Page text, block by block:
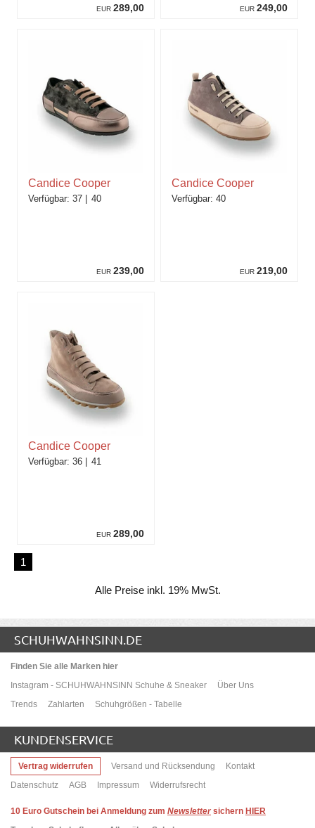
EUR 289,00 EUR 249,00
EUR 239,00
Candice Cooper
37 40
EUR 219,00
Candice Cooper
40
EUR 289,00
Candice Cooper
36 41
1
Alle Preise inkl. 19% MwSt.
SCHUHWAHNSINN.DE
Finden Sie alle Marken hier
Instagram - SCHUHWAHNSINN Schuhe & Sneaker
Über Uns
Trends
Zahlarten Schuhgrößen - Tabelle
KUNDENSERVICE
Vertrag widerrufen Versand und Rücksendung
Kontakt
Datenschutz
AGB Impressum Widerrufsrecht
10 Euro Gutschein bei Anmeldung zum Newsletter sichern HIER